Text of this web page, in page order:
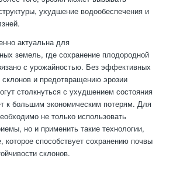
ухудшение водообеспечения и
актуальна для
земель, где сохранение плодородной
с урожайностью. Без эффективных
и предотвращению эрозии
столкнуться с ухудшением состояния
к большим экономическим потерям. Для
не только использовать
но и применить такие технологии,
которое способствует сохранению почвы
склонов.